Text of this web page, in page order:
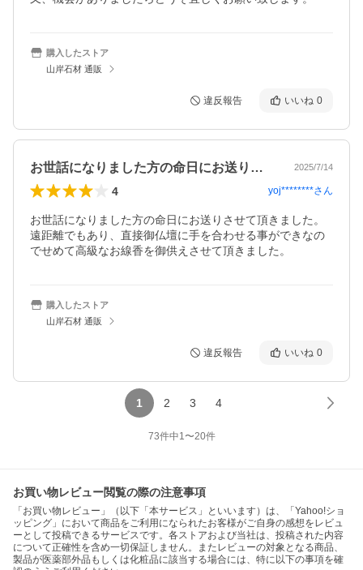
購入したストア
山岸石材 通販
違反報告 いいね 0
お世話になりました方の命日にお送りさせ… 2025/7/14
4 yoj********さん
お世話になりました方の命日にお送りさせて頂きました。
遠距離でもあり、直接御仏壇に手を合わせる事ができなの
でせめて高級なお線香を御供えさせて頂きました。
購入したストア
山岸石材 通販
違反報告 いいね 0
1 2 3 4
73件中1〜20件
お買い物レビュー閲覧の際の注意事項
「お買い物レビュー」（以下「本サービス」といいます）は、「Yahoo!ショ
ッピング」において商品をご利用になられたお客様がご自身の感想をレビュ
ーとして投稿できるサービスです。各ストアおよび当社は、投稿された内容
について正確性を含め一切保証しません。またレビューの対象となる商品、
製品が医薬部外品もしくは化粧品に該当する場合には、特に以下の事項を確